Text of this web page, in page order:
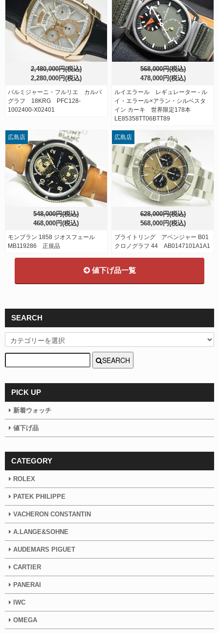
2,480,000円(税込)
2,280,000円(税込)
パルミジャーニ・フルリエ カルパ
グラフ 18KRG PFC128-
1002400-X02401
568,000円(税込)
478,000円(税込)
ルイエラール レギュレーター - ル
イ・エラール×アラン・シルベスタ
イン カーキ 世界限定178本
LE85358TT06BTT89
548,000円(税込)
468,000円(税込)
モンブラン 1858 ジオスフェール
MB119286 正規品
広島店
628,000円(税込)
568,000円(税込)
ブライトリング アベンジャー B01
クロノグラフ 44 AB0147101A1A1
広島店
値下げ品一覧
SEARCH
SEARCH
PICK UP
新着ウォッチ
値下げ品
CATEGORY
ROLEX
PATEK PHILIPPE
VACHERON CONSTANTIN
A.LANGE&SOHNE
AUDEMARS PIGUET
CARTIER
PANERAI
IWC
OMEGA